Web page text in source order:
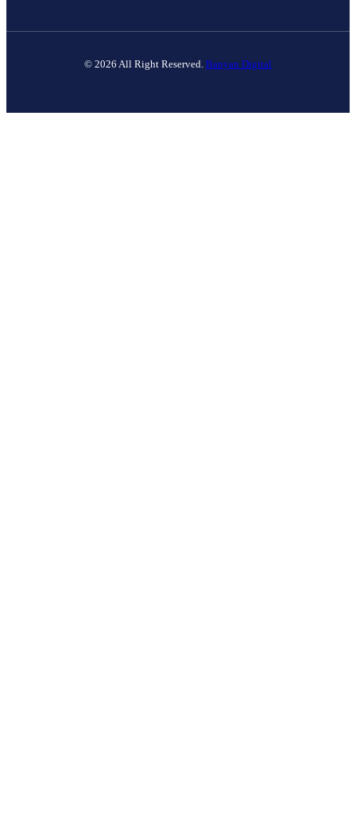
© 2026 All Right Reserved. Banyan Digital